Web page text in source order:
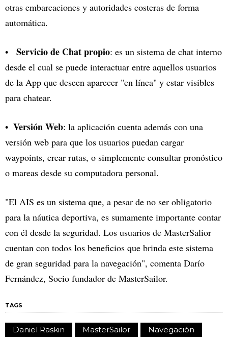
otras embarcaciones y autoridades costeras de forma
automática.
Servicio de Chat propio: es un sistema de chat interno
desde el cual se puede interactuar entre aquellos usuarios
de la App que deseen aparecer "en línea" y estar visibles
para chatear.
Versión Web: la aplicación cuenta además con una
versión web para que los usuarios puedan cargar
waypoints, crear rutas, o simplemente consultar pronóstico
o mareas desde su computadora personal.
"El AIS es un sistema que, a pesar de no ser obligatorio
para la náutica deportiva, es sumamente importante contar
con él desde la seguridad. Los usuarios de MasterSalior
cuentan con todos los beneficios que brinda este sistema
de gran seguridad para la navegación", comenta Darío
Fernández, Socio fundador de MasterSailor.
TAGS
Daniel Raskin MasterSailor Navegación